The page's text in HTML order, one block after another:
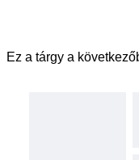
Ez a tárgy a